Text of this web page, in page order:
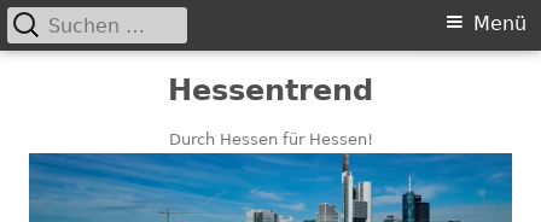
Hessentrend
Durch Hessen für Hessen!
Primäres
Menü
Suchen
nach: